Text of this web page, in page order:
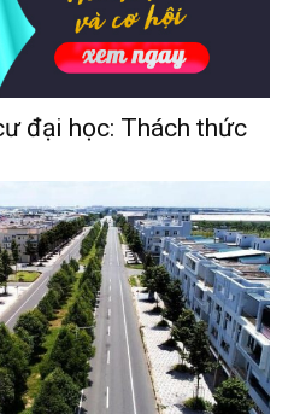
đại học: Thách thức